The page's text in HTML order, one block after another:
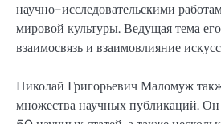
научно-исследовательскими
мировой культуры. Ведущая тема
взаимосвязь и взаимовлияние
Николай Григорьевич Маломуж
множества научных публикаций. Он